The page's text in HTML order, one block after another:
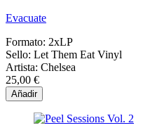
Evacuate
Formato: 2xLP
Sello: Let Them Eat Vinyl
Artista: Chelsea
25,00 €
Añadir